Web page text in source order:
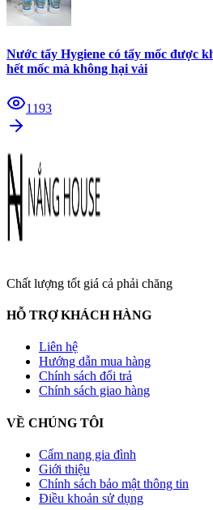
Nước tẩy Hygiene có tẩy mốc được
hết mốc mà không hại vải
1193
Chất lượng tốt giá cả phải chăng
HỖ TRỢ KHÁCH HÀNG
Liên hệ
Hướng dẫn mua hàng
Chính sách đổi trả
Chính sách giao hàng
VỀ CHÚNG TÔI
Cẩm nang gia đình
Giới thiệu
Chính sách bảo mật thông tin
Điều khoản sử dụng